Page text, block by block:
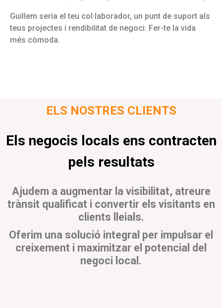
Guillem seria el teu col·laborador, un punt de suport als
teus projectes i rendibilitat de negoci. Fer-te la vida
més còmoda.
ELS NOSTRES CLIENTS
Els negocis locals ens contracten
pels resultats
Ajudem a augmentar la visibilitat, atreure
trànsit qualificat i convertir els visitants en
clients lleials.
Oferim una solució integral per impulsar el
creixement i maximitzar el potencial del
negoci local.